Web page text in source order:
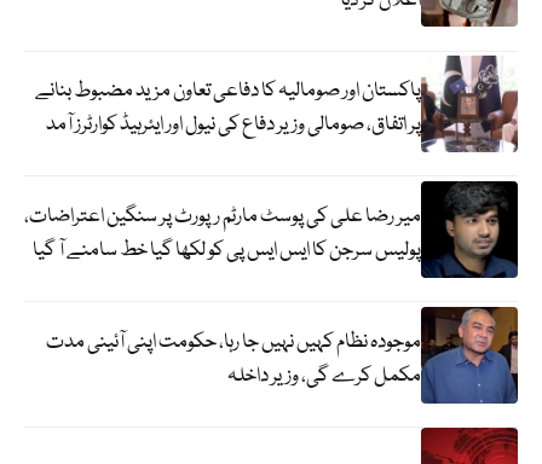
پاکستان اور صومالیہ کا دفاعی تعاون مزید مضبوط بنانے
پر اتفاق، صومالی وزیر دفاع کی نیول اور ایئرہیڈ کوارٹرز آمد
میر رضا علی کی پوسٹ مارٹم رپورٹ پر سنگین اعتراضات،
پولیس سرجن کا ایس ایس پی کو لکھا گیا خط سامنے آ گیا
موجودہ نظام کہیں نہیں جا رہا، حکومت اپنی آئینی مدت
مکمل کرے گی، وزیر داخلہ